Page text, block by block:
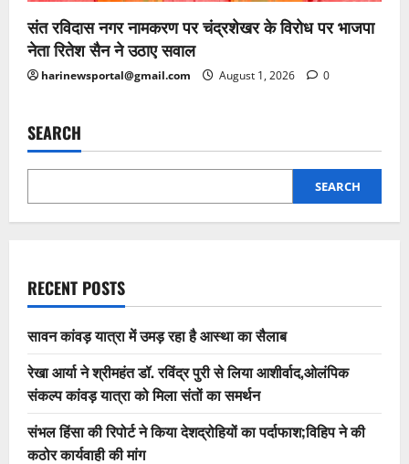
संत रविदास नगर नामकरण पर चंद्रशेखर के विरोध पर भाजपा
नेता रितेश सैन ने उठाए सवाल
harinewsportal@gmail.com August 1, 2026 0
SEARCH
SEARCH
RECENT POSTS
सावन कांवड़ यात्रा में उमड़ रहा है आस्था का सैलाब
रेखा आर्या ने श्रीमहंत डॉ. रविंद्र पुरी से लिया आशीर्वाद,ओलंपिक
संकल्प कांवड़ यात्रा को मिला संतों का समर्थन
संभल हिंसा की रिपोर्ट ने किया देशद्रोहियों का पर्दाफाश;विहिप ने की
कठोर कार्यवाही की मांग